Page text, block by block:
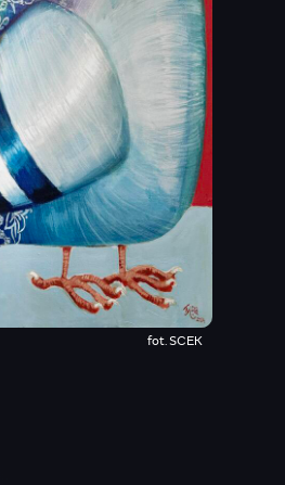
fot. SCEK